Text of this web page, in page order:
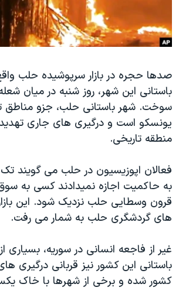
فرهنگ و زندگی
حقوق شهروندی
علم و فناوری
اسرائیل در جنگ
گالری عکس
آرشیو پخش زنده
انتخابات ریاست جمهوری آمریکا ۲۰۲۴
رمز مهسا
ورزش زنان در ایران
اعتراضات زن، زندگی، آزادی
مجموعه مستندهای دادخواهی
دادگاه حمید نوری
چهل سال گروگان‌گیری
قانون شفافیت دارائی کادر رهبری ایران
اعتراضات مردمی آبان ۹۸
اسرائیل در جنگ
نرگس محمدی برنده جایزه نوبل صلح
زبانهای مختلف
صدها حجره در بازار سرپوشیده حلب
باستانی این شهر، روز شنبه در میان
سوخت. شهر باستانی حلب، جزو مناطق
یونسکو است و درگیری های جاری
منطقه تاریخی.
فعالان اپوزیسیون در حلب می گویند تک
به حاکمیت اجازه نمیدادند کسی به سوق
قرون وسطایی حلب نزدیک شود. این
های گردشگری حلب به شمار می رفت.
غیر از فاجعه انسانی در سوریه، بسیاری
کشور شده و برخی از شهرها با خاک